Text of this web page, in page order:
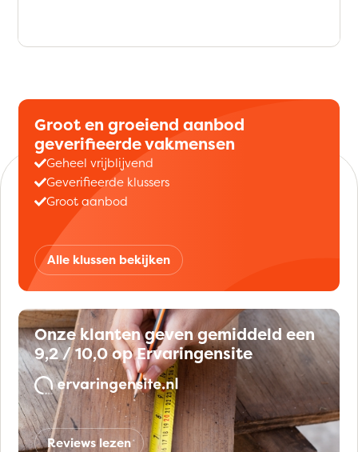
Groot en groeiend aanbod
geverifieerde vakmensen
Geheel vrijblijvend
Geverifieerde klussers
Groot aanbod
Alle klussen bekijken
Onze klanten geven gemiddeld een
9,2 / 10,0 op Ervaringensite
Reviews lezen